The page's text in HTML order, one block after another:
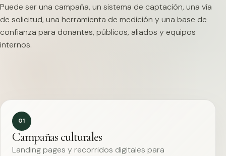
Puede ser una campaña, un sistema de captación, una vía
de solicitud, una herramienta de medición y una base de
confianza para donantes, públicos, aliados y equipos
internos.
01
Campañas culturales
Landing pages y recorridos digitales para